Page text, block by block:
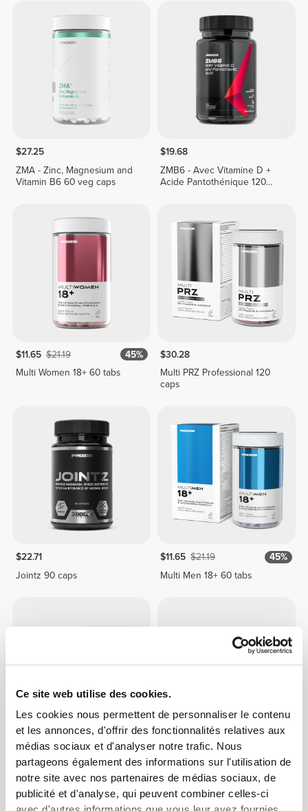
Ce site web utilise des cookies.
Les cookies nous permettent de personnaliser le contenu
et les annonces, d'offrir des fonctionnalités relatives aux
médias sociaux et d'analyser notre trafic. Nous
partageons également des informations sur l'utilisation de
notre site avec nos partenaires de médias sociaux, de
publicité et d'analyse, qui peuvent combiner celles-ci
$27.25
ZMA - Zinc, Magnesium and
Vitamin B6 60 veg caps
$19.68
ZMB6 - Avec Vitamine D +
Acide Pantothénique 120
$11.65 $21.19
45%
Multi Women 18+ 60 tabs
$30.28
Multi PRZ Professional 120
caps
$22.71
Jointz 90 caps
$11.65 $21.19
45%
Multi Men 18+ 60 tabs
$22.71
Eye Defense Formula 60
softgels
$27.25
Liv Complex 60 tabs